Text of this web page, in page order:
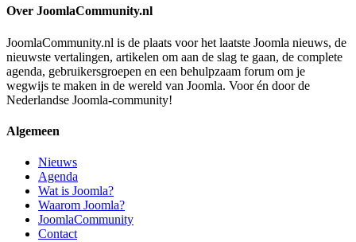
Over JoomlaCommunity.nl
JoomlaCommunity.nl is de plaats voor het laatste Joomla nieuws, de
nieuwste vertalingen, artikelen om aan de slag te gaan, de complete
agenda, gebruikersgroepen en een behulpzaam forum om je
wegwijs te maken in de wereld van Joomla. Voor én door de
Nederlandse Joomla-community!
Algemeen
Nieuws
Agenda
Wat is Joomla?
Waarom Joomla?
JoomlaCommunity
Contact